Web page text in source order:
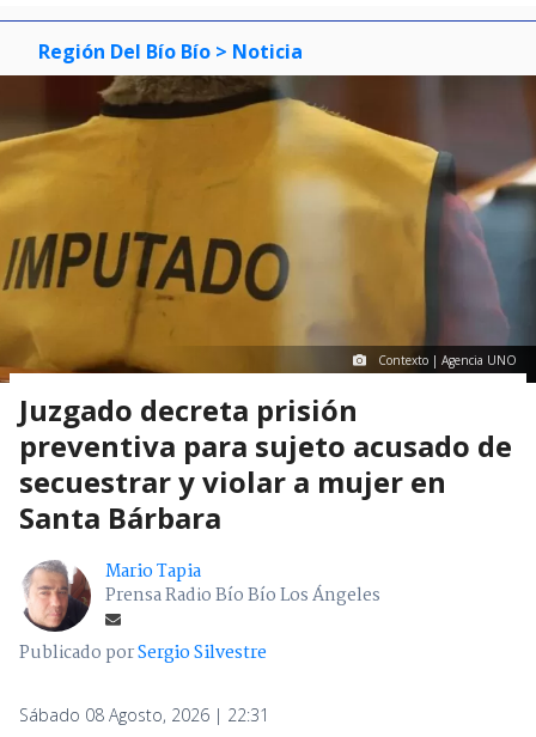
Región Del Bío Bío > Noticia
Contexto | Agencia UNO
Juzgado decreta prisión
preventiva para sujeto acusado de
secuestrar y violar a mujer en
Santa Bárbara
Mario Tapia
Prensa Radio Bío Bío Los Ángeles
Publicado porSergio Silvestre
Sábado 08 Agosto, 2026 | 22:31